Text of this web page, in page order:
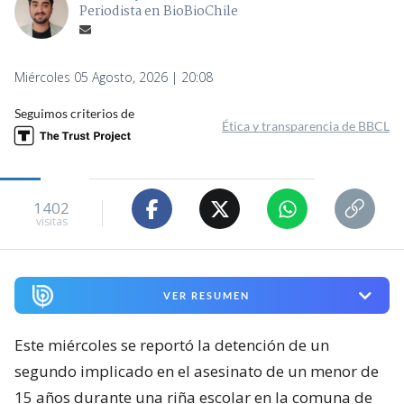
Periodista en BioBioChile
Miércoles 05 Agosto, 2026 | 20:08
Seguimos criterios de
Ética y transparencia de BBCL
1402
visitas
VER RESUMEN
Este miércoles se reportó la detención de un
segundo implicado en el asesinato de un menor de
15 años durante una riña escolar en la comuna de